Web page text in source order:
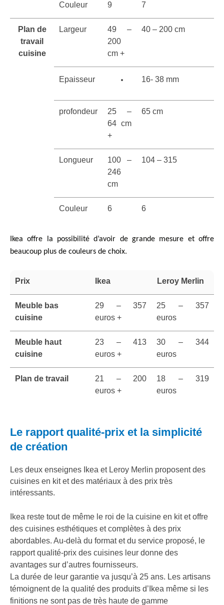
Couleur 9 7
Plan de
travail
cuisine
Largeur
49 –
200
cm +
40 – 200 cm
Epaisseur 16- 38 mm
profondeur
25 –
64 cm
+
65 cm
Longueur
100 –
246
cm
104 – 315
Couleur 6 6
Ikea offre la possibilité d’avoir de grande mesure et offre
beaucoup plus de couleurs de choix.
Prix Ikea Leroy Merlin
Meuble bas
cuisine
29 – 357
euros +
25 – 357
euros
Meuble haut
cuisine
23 – 413
euros +
30 – 344
euros
Plan de travail
21 – 200
euros +
18 – 319
euros
Le rapport qualité-prix et la simplicité
de création
Les deux enseignes Ikea et Leroy Merlin proposent des
cuisines en kit et des matériaux à des prix très
intéressants.
Ikea reste tout de même le roi de la cuisine en kit et offre
des cuisines esthétiques et complètes à des prix
abordables. Au-delà du format et du service proposé, le
rapport qualité-prix des cuisines leur donne des
avantages sur d’autres fournisseurs.
La durée de leur garantie va jusqu’à 25 ans. Les artisans
témoignent de la qualité des produits d’Ikea même si les
finitions ne sont pas de très haute de gamme